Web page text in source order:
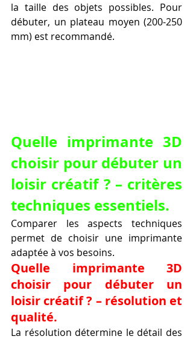
la taille des objets possibles. Pour
débuter, un plateau moyen (200-250
mm) est recommandé.
Quelle imprimante 3D
choisir pour débuter un
loisir créatif ? – critères
techniques essentiels.
Comparer les aspects techniques
permet de choisir une imprimante
adaptée à vos besoins.
Quelle imprimante 3D
choisir pour débuter un
loisir créatif ? – résolution et
qualité.
La résolution détermine le détail des